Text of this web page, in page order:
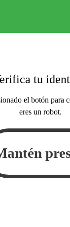
tu
el botón para
eres un robot.